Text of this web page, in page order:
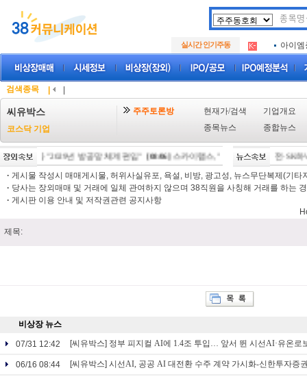
실시간 인기주동
.
아크로
아이엠
.
아크로
.
루켄테
검색종목
씨유박스
코스닥 기업
주주토론방 현재가/검색
기업개요
종목뉴스
종합뉴스
IPO 시동 "2029년 방공망 체계 편입" [08/06]스카이랩스, "카트 비피 프로" 미국
[08/06]코스피, 4% 하락에 6270선 마감…삼전·SK하
· 게시물 작성시 매매게시물, 허위사실유포, 욕설, 비방, 광고성, 뉴스무단복제(기타
· 당사는 장외매매 및 거래에 일체 관여하지 않으며 38직원을 사칭해 거래를 하는
· 게시판 이용 안내 및 저작권관련 공지사항
제목:
비상장 뉴스
07/31 12:42 [씨유박스] 정부 피지컬 AI에 1.4조 투입… 앞서 뛴 시선AI·유온로
06/16 08:44 [씨유박스] 시선AI, 공공 AI 대전환 수주 계약 가시화-신한투자증